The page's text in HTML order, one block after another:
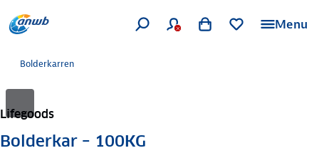
Menu
Bolderkarren
Lifegoods
Bolderkar – 100KG